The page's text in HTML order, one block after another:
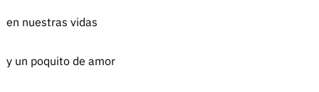
en nuestras vidas
y un poquito de amor